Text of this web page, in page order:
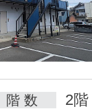
階 数 2階